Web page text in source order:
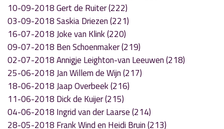
10-09-2018 Gert de Ruiter (222)
03-09-2018 Saskia Driezen (221)
16-07-2018 Joke van Klink (220)
09-07-2018 Ben Schoenmaker (219)
02-07-2018 Annigje Leighton-van Leeuwen (218)
25-06-2018 Jan Willem de Wijn (217)
18-06-2018 Jaap Overbeek (216)
11-06-2018 Dick de Kuijer (215)
04-06-2018 Ingrid van der Laarse (214)
28-05-2018 Frank Wind en Heidi Bruin (213)